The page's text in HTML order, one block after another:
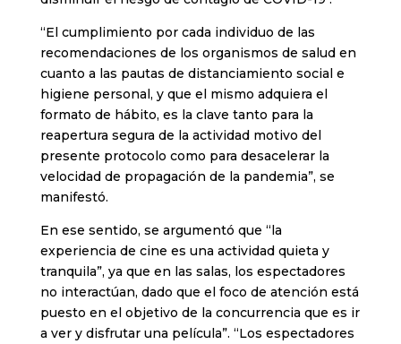
“El cumplimiento por cada individuo de las
recomendaciones de los organismos de salud en
cuanto a las pautas de distanciamiento social e
higiene personal, y que el mismo adquiera el
formato de hábito, es la clave tanto para la
reapertura segura de la actividad motivo del
presente protocolo como para desacelerar la
velocidad de propagación de la pandemia”, se
manifestó.
En ese sentido, se argumentó que “la
experiencia de cine es una actividad quieta y
tranquila”, ya que en las salas, los espectadores
no interactúan, dado que el foco de atención está
puesto en el objetivo de la concurrencia que es ir
a ver y disfrutar una película”. “Los espectadores